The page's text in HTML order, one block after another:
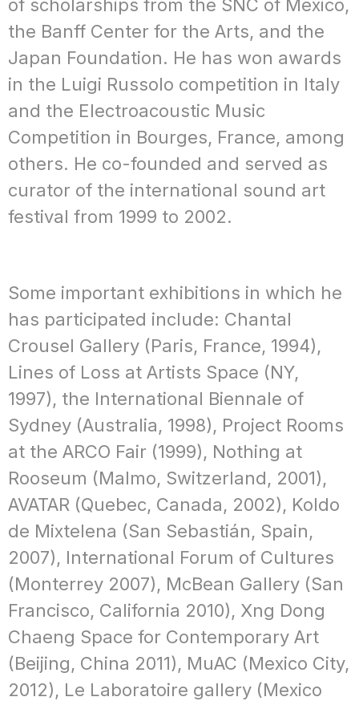
of scholarships from the SNC of Mexico,
the Banff Center for the Arts, and the
Japan Foundation. He has won awards
in the Luigi Russolo competition in Italy
and the Electroacoustic Music
Competition in Bourges, France, among
others. He co-founded and served as
curator of the international sound art
festival from 1999 to 2002.
Some important exhibitions in which he
has participated include: Chantal
Crousel Gallery (Paris, France, 1994),
Lines of Loss at Artists Space (NY,
1997), the International Biennale of
Sydney (Australia, 1998), Project Rooms
at the ARCO Fair (1999), Nothing at
Rooseum (Malmo, Switzerland, 2001),
AVATAR (Quebec, Canada, 2002), Koldo
de Mixtelena (San Sebastián, Spain,
2007), International Forum of Cultures
(Monterrey 2007), McBean Gallery (San
Francisco, California 2010), Xng Dong
Chaeng Space for Contemporary Art
(Beijing, China 2011), MuAC (Mexico City,
2012), Le Laboratoire gallery (Mexico